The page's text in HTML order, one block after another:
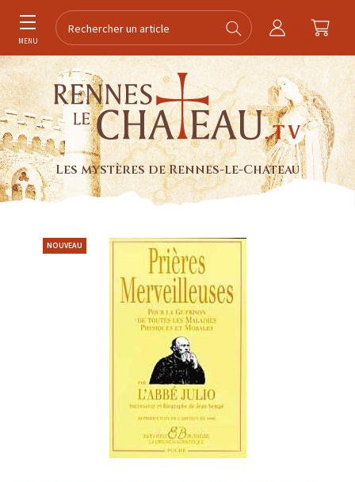
MENU
Les mystères de Rennes-le-Chateau
NOUVEAU